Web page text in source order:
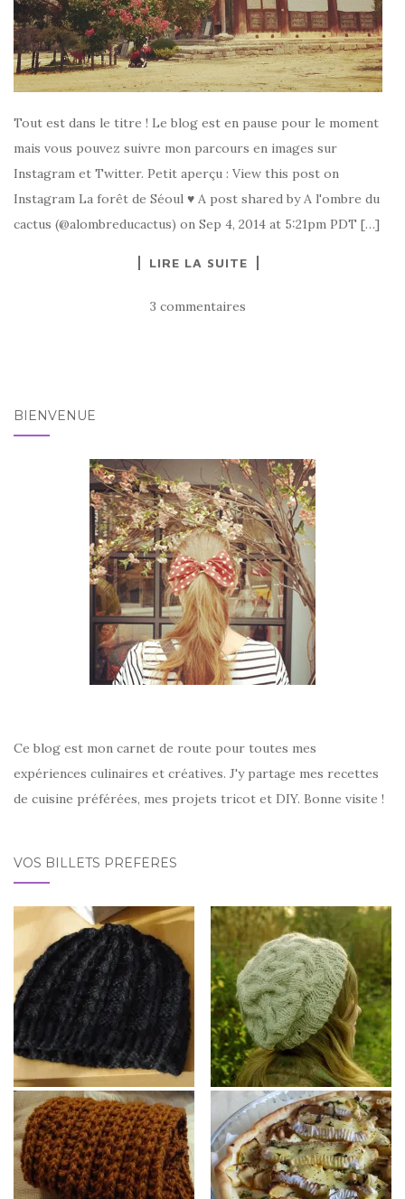
Tout est dans le titre ! Le blog est en pause pour le moment
mais vous pouvez suivre mon parcours en images sur
Instagram et Twitter. Petit aperçu : View this post on
Instagram La forêt de Séoul ♥ A post shared by A l'ombre du
cactus (@alombreducactus) on Sep 4, 2014 at 5:21pm PDT […]
LIRE LA SUITE
3 commentaires
BIENVENUE
Ce blog est mon carnet de route pour toutes mes
expériences culinaires et créatives. J'y partage mes recettes
de cuisine préférées, mes projets tricot et DIY. Bonne visite !
VOS BILLETS PRÉFÉRÉS